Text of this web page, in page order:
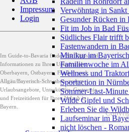
Impressum
Login
Im Guide-to-Bavaria finden Sie Tipps und
Informationen zu Ihren Urlaubszielen
Oberbayern, Ostbayern, Franken und
Allgäu/Bayerisch-Schwaben, zudem
Urlaubsangebote, Unterkünfte, Gastromie
und Freizeitideen für Ihren Urlaub in
Bayern.
Verwöhntag in
Gesunder Rücken in
Fit im Job in Bad
Südliches Flair trifft
Fastenwandern in
Minikur im
Familienwoche im
Wellness und
Sportaction in
Sommer-Last-
Wilde Gipfel und
Erleben Sie die
Laufseminar im
nicht löschen -